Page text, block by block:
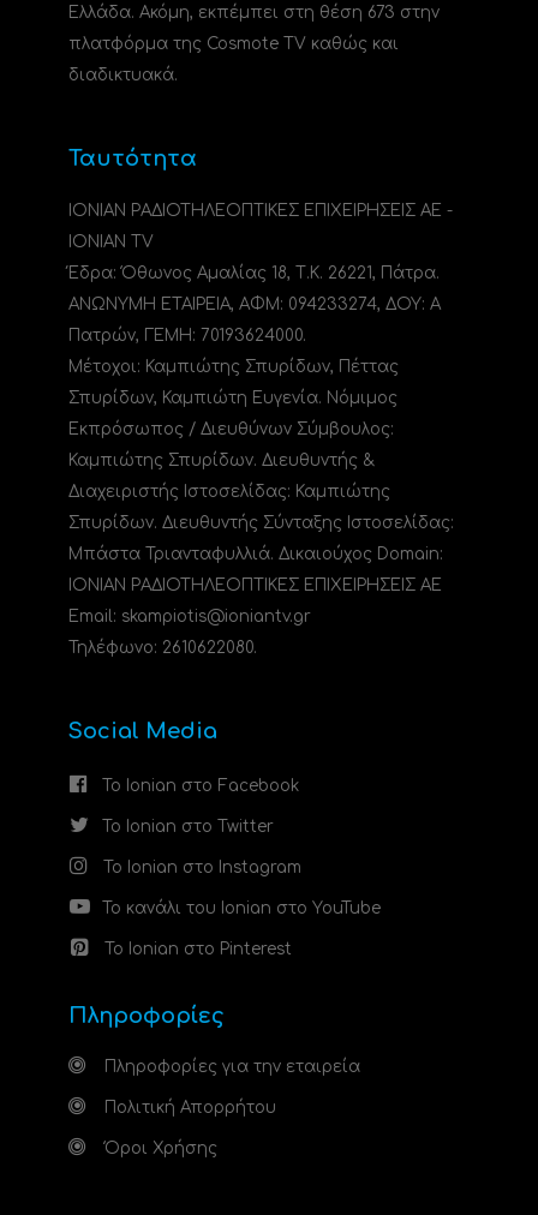
Ελλάδα. Ακόμη, εκπέμπει στη θέση 673 στην
πλατφόρμα της Cosmote TV καθώς και
διαδικτυακά.
Ταυτότητα
ΙΟΝΙΑΝ ΡΑΔΙΟΤΗΛΕΟΠΤΙΚΕΣ ΕΠΙΧΕΙΡΗΣΕΙΣ ΑΕ -
IONIAN TV
Έδρα: Όθωνος Αμαλίας 18, Τ.Κ. 26221, Πάτρα.
ΑΝΩΝΥΜΗ ΕΤΑΙΡΕΙΑ, ΑΦΜ: 094233274, ΔΟΥ: A
Πατρών, ΓΕΜΗ: 70193624000.
Μέτοχοι: Καμπιώτης Σπυρίδων, Πέττας
Σπυρίδων, Καμπιώτη Ευγενία. Νόμιμος
Εκπρόσωπος / Διευθύνων Σύμβουλος:
Καμπιώτης Σπυρίδων. Διευθυντής &
Διαχειριστής Ιστοσελίδας: Καμπιώτης
Σπυρίδων. Διευθυντής Σύνταξης Ιστοσελίδας:
Μπάστα Τριανταφυλλιά. Δικαιούχος Domain:
ΙΟΝΙΑΝ ΡΑΔΙΟΤΗΛΕΟΠΤΙΚΕΣ ΕΠΙΧΕΙΡΗΣΕΙΣ ΑΕ
Email: skampiotis@ioniantv.gr
Τηλέφωνο: 2610622080.
Social Media
Το Ionian στο Facebook
Το Ionian στο Twitter
Το Ionian στο Instagram
Το κανάλι του Ionian στο YouTube
Το Ionian στο Pinterest
Πληροφορίες
Πληροφορίες για την εταιρεία
Πολιτική Απορρήτου
Όροι Χρήσης